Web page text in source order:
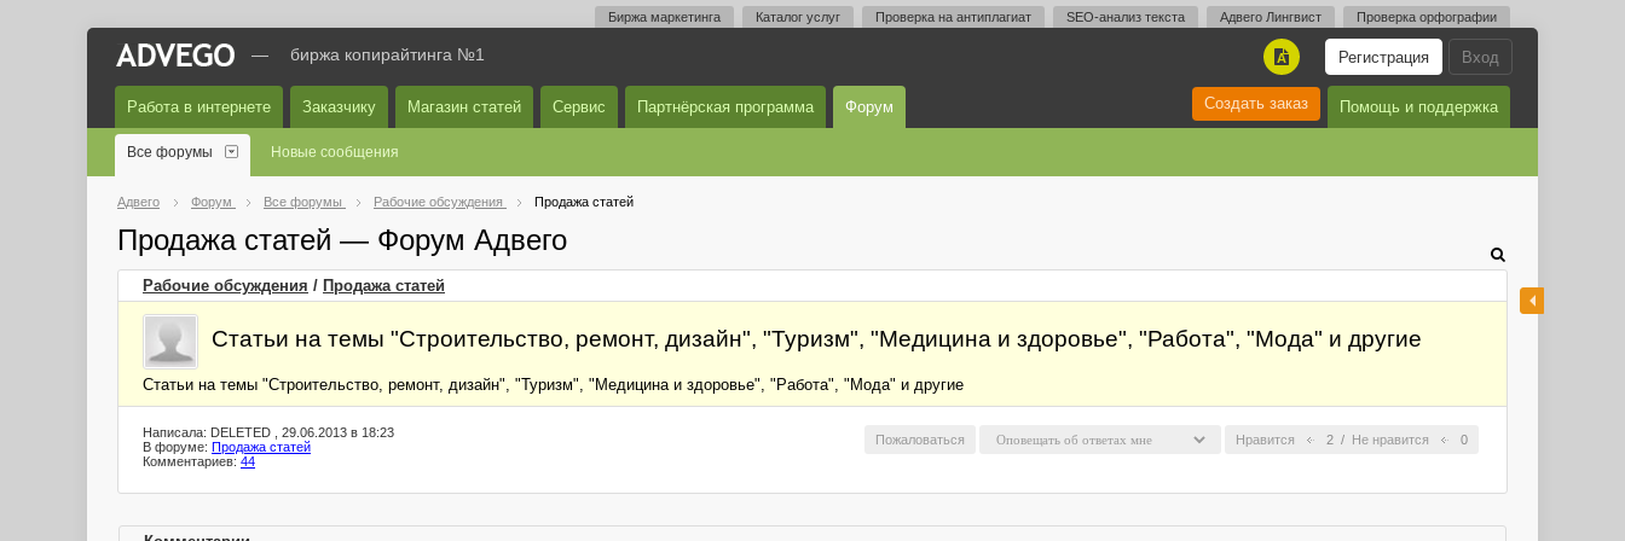
Биржа маркетинга Каталог услуг Проверка на антиплагиат SEO-анализ текста Адвего Лингвист Проверка орфографии
Вход
Регистрация
A
— биржа копирайтинга №1
Работа в интернете Заказчику Магазин статей Сервис Партнёрская программа Форум Помощь и поддержка
Создать заказ
Все форумы Новые сообщения
Адвего Форум Все форумы Рабочие обсуждения Продажа статей
Продажа статей — Форум Адвего
Рабочие обсуждения / Продажа статей
Статьи на темы "Строительство, ремонт, дизайн", "Туризм", "Медицина и здоровье", "Работа", "Мода" и другие
Статьи на темы "Строительство, ремонт, дизайн", "Туризм", "Медицина и здоровье", "Работа", "Мода" и другие
Нравится 2 / Не нравится 0
Пожаловаться
Написала: DELETED , 29.06.2013 в 18:23
В форуме: Продажа статей
Комментариев: 44